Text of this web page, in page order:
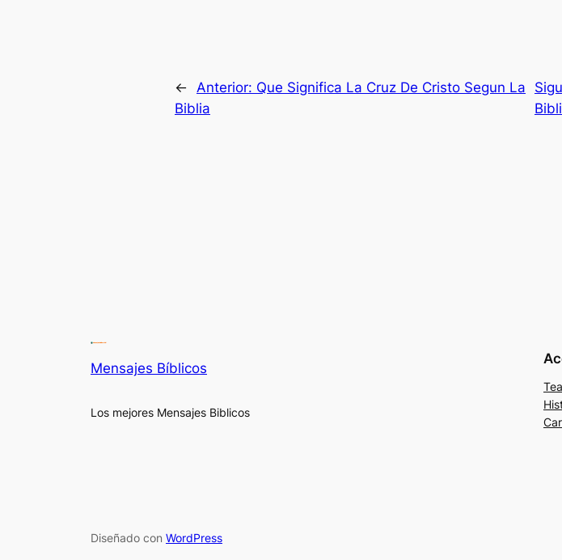
← Anterior: Que Significa La Cruz De Cristo Segun La
Biblia
Mensajes Bíblicos
Los mejores Mensajes Biblicos
Diseñado con WordPress